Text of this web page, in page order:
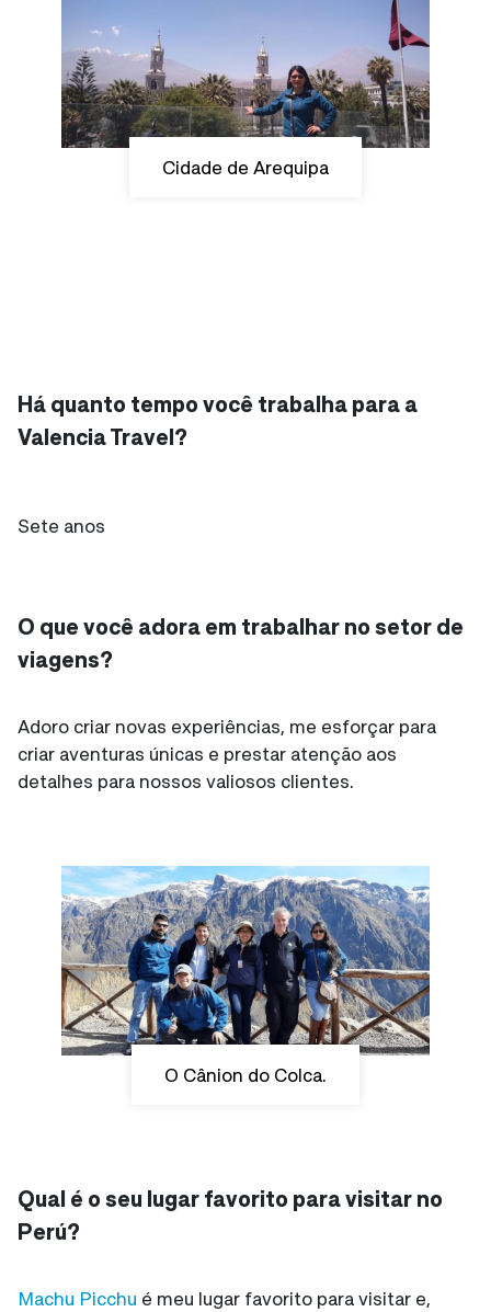
Cidade de Arequipa
Há quanto tempo você trabalha para a
Valencia Travel?
Sete anos
O que você adora em trabalhar no setor de
viagens?
Adoro criar novas experiências, me esforçar para
criar aventuras únicas e prestar atenção aos
detalhes para nossos valiosos clientes.
O Cânion do Colca.
Qual é o seu lugar favorito para visitar no
Perú?
Machu Picchu é meu lugar favorito para visitar e,